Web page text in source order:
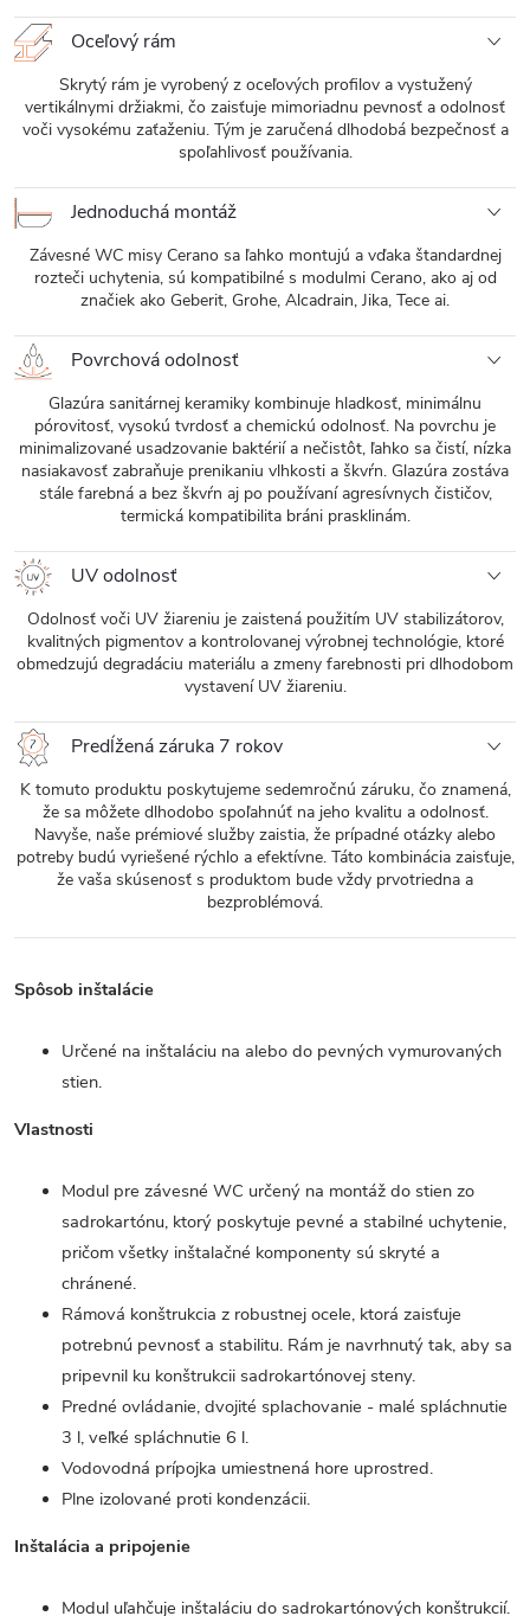
Oceľový rám
Skrytý rám je vyrobený z oceľových profilov a vystužený
vertikálnymi držiakmi, čo zaisťuje mimoriadnu pevnosť a odolnosť
voči vysokému zaťaženiu. Tým je zaručená dlhodobá bezpečnosť a
spoľahlivosť používania.
Jednoduchá montáž
Závesné WC misy Cerano sa ľahko montujú a vďaka štandardnej
rozteči uchytenia, sú kompatibilné s modulmi Cerano, ako aj od
značiek ako Geberit, Grohe, Alcadrain, Jika, Tece ai.
Povrchová odolnosť
Glazúra sanitárnej keramiky kombinuje hladkosť, minimálnu
pórovitosť, vysokú tvrdosť a chemickú odolnosť. Na povrchu je
minimalizované usadzovanie baktérií a nečistôt, ľahko sa čistí, nízka
nasiakavosť zabraňuje prenikaniu vlhkosti a škvŕn. Glazúra zostáva
stále farebná a bez škvŕn aj po používaní agresívnych čističov,
termická kompatibilita bráni prasklinám.
UV odolnosť
Odolnosť voči UV žiareniu je zaistená použitím UV stabilizátorov,
kvalitných pigmentov a kontrolovanej výrobnej technológie, ktoré
obmedzujú degradáciu materiálu a zmeny farebnosti pri dlhodobom
vystavení UV žiareniu.
Predĺžená záruka 7 rokov
K tomuto produktu poskytujeme sedemročnú záruku, čo znamená,
že sa môžete dlhodobo spoľahnúť na jeho kvalitu a odolnosť.
Navyše, naše prémiové služby zaistia, že prípadné otázky alebo
potreby budú vyriešené rýchlo a efektívne. Táto kombinácia zaisťuje,
že vaša skúsenosť s produktom bude vždy prvotriedna a
bezproblémová.
Spôsob inštalácie
Určené na inštaláciu na alebo do pevných vymurovaných
stien.
Vlastnosti
Modul pre závesné WC určený na montáž do stien zo
sadrokartónu, ktorý poskytuje pevné a stabilné uchytenie,
pričom všetky inštalačné komponenty sú skryté a
chránené.
Rámová konštrukcia z robustnej ocele, ktorá zaisťuje
potrebnú pevnosť a stabilitu. Rám je navrhnutý tak, aby sa
pripevnil ku konštrukcii sadrokartónovej steny.
Predné ovládanie, dvojité splachovanie - malé spláchnutie
3 l, veľké spláchnutie 6 l.
Vodovodná prípojka umiestnená hore uprostred.
Plne izolované proti kondenzácii.
Inštalácia a pripojenie
Modul uľahčuje inštaláciu do sadrokartónových konštrukcií.